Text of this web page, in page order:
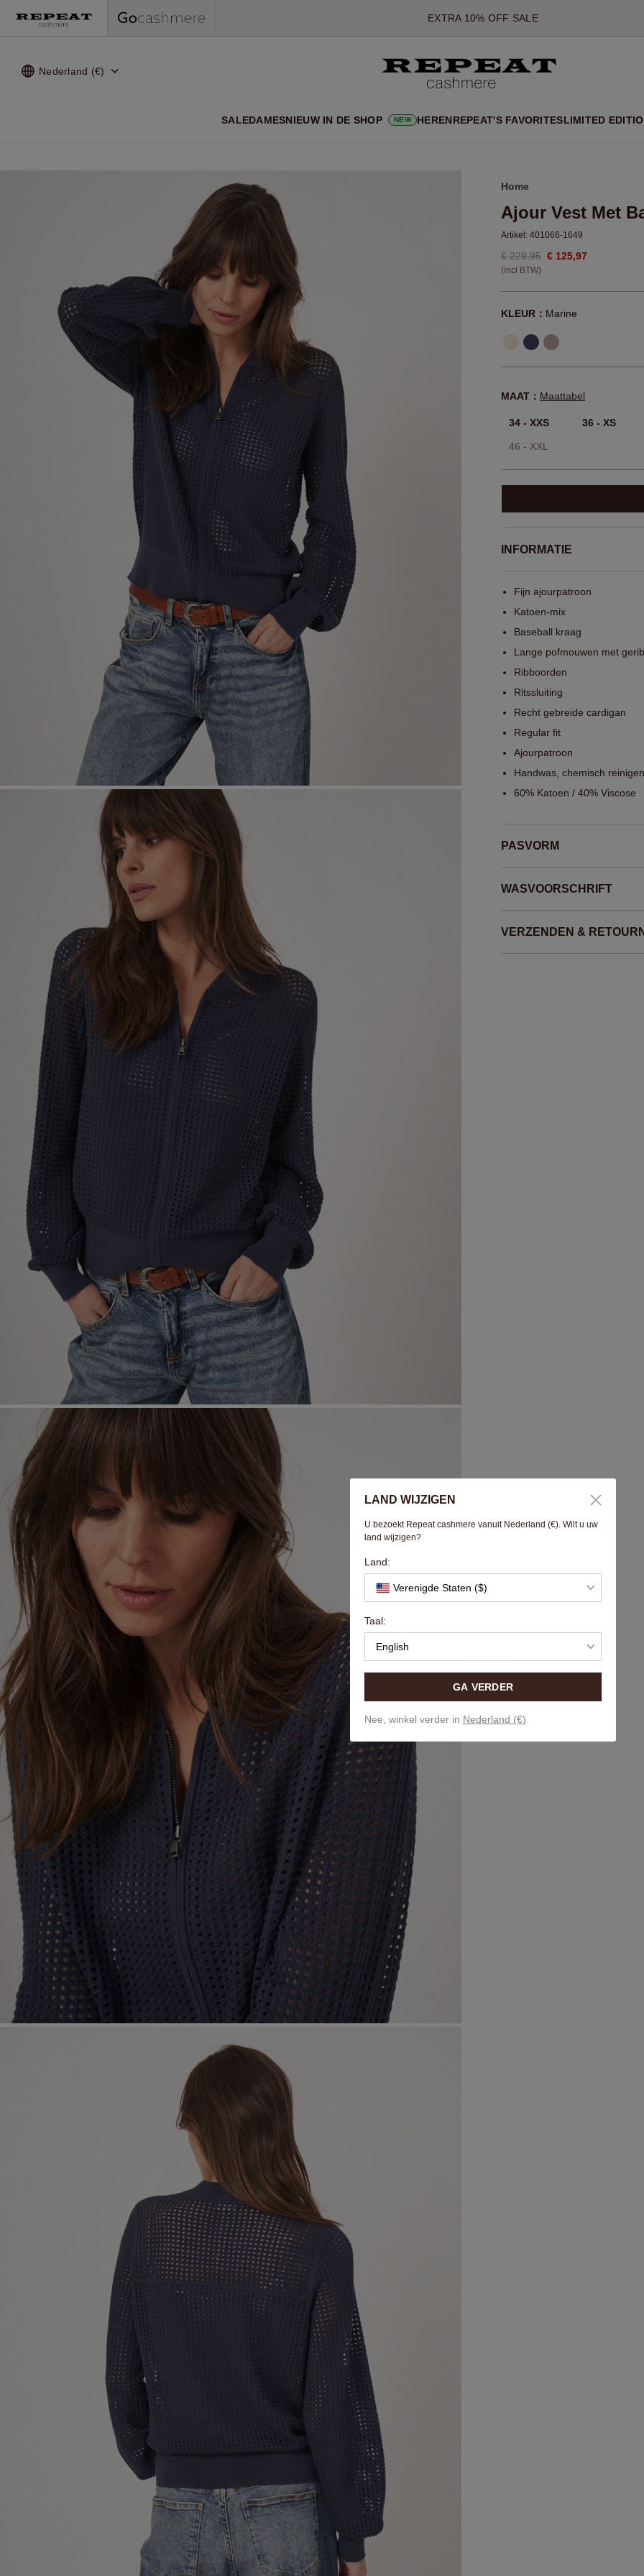
*AANBIEDING IS GELDIG T/M 12 AUGUSTUS 2026
*NIET GELDIG VOOR LIMITED EDITION
*UITZONDERINGEN KUNNEN VAN TOEPASSING ZIJN
NIEUWE CASHMERE COLLECTIE
EXTRA 10% OFF SALE
Nederland (€)
SALEDAMESNIEUW IN DE SHOP NEW HERENREPEAT'S FAVORITESLIMITED
Home
Ajour Vest Met
Artikel: 401066-1649
€ 229,95 € 125,97
(incl BTW)
KLEUR： Marine
MAAT： Maattabel
34 - XXS 36 - XS
46 - XXL
INFORMATIE
Fijn ajourpatroon
Katoen-mix
Baseball kraag
Lange pofmouwen met
Ribboorden
Ritssluiting
Recht gebreide cardigan
Regular fit
Ajourpatroon
Handwas, chemisch
60% Katoen / 40% Viscose
PASVORM
WASVOORSCHRIFT
VERZENDEN &
LAND WIJZIGEN
U bezoekt Repeat cashmere vanuit Nederland (€). Wilt u uw
land wijzigen?
Land:
Verenigde Staten ($)
Taal:
English
GA VERDER
Nee, winkel verder in Nederland (€)